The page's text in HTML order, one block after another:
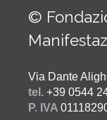
©
Via Dante
tel. +39 0544
P. IVA